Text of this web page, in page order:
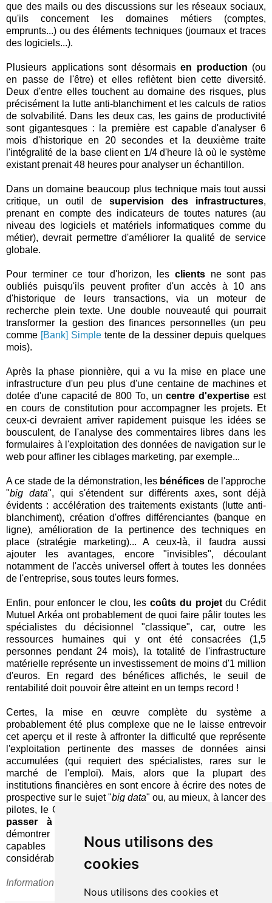
Nous utilisons des
cookies
Nous utilisons des cookies et
que des mails ou des discussions sur les réseaux sociaux,
qu'ils concernent les domaines métiers (comptes,
emprunts...) ou des éléments techniques (journaux et traces
des logiciels...).
Plusieurs applications sont désormais en production (ou
en passe de l'être) et elles reflètent bien cette diversité.
Deux d'entre elles touchent au domaine des risques, plus
précisément la lutte anti-blanchiment et les calculs de ratios
de solvabilité. Dans les deux cas, les gains de productivité
sont gigantesques : la première est capable d'analyser 6
mois d'historique en 20 secondes et la deuxième traite
l'intégralité de la base client en 1/4 d'heure là où le système
existant prenait 48 heures pour analyser un échantillon.
Dans un domaine beaucoup plus technique mais tout aussi
critique, un outil de supervision des infrastructures,
prenant en compte des indicateurs de toutes natures (au
niveau des logiciels et matériels informatiques comme du
métier), devrait permettre d'améliorer la qualité de service
globale.
Pour terminer ce tour d'horizon, les clients ne sont pas
oubliés puisqu'ils peuvent profiter d'un accès à 10 ans
d'historique de leurs transactions, via un moteur de
recherche plein texte. Une double nouveauté qui pourrait
transformer la gestion des finances personnelles (un peu
comme [Bank] Simple tente de la dessiner depuis quelques
mois).
Après la phase pionnière, qui a vu la mise en place une
infrastructure d'un peu plus d'une centaine de machines et
dotée d'une capacité de 800 To, uncentre d'expertise est
en cours de constitution pour accompagner les projets. Et
ceux-ci devraient arriver rapidement puisque les idées se
bousculent, de l'analyse des commentaires libres dans les
formulaires à l'exploitation des données de navigation sur le
web pour affiner les ciblages marketing, par exemple...
A ce stade de la démonstration, les bénéfices de l'approche
"big data", qui s'étendent sur différents axes, sont déjà
évidents : accélération des traitements existants (lutte anti-
blanchiment), création d'offres différenciantes (banque en
ligne), amélioration de la pertinence des techniques en
place (stratégie marketing)... A ceux-là, il faudra aussi
ajouter les avantages, encore "invisibles", découlant
notamment de l'accès universel offert à toutes les données
de l'entreprise, sous toutes leurs formes.
Enfin, pour enfoncer le clou, lescoûts du projetdu Crédit
Mutuel Arkéa ont probablement de quoi faire pâlir toutes les
spécialistes du décisionnel "classique", car, outre les
ressources humaines qui y ont été consacrées (1,5
personnes pendant 24 mois), la totalité de l'infrastructure
matérielle représente un investissement de moins d'1 million
d'euros. En regard des bénéfices affichés, le seuil de
rentabilité doit pouvoir être atteint en un temps record !
Certes, la mise en œuvre complète du système a
probablement été plus complexe que ne le laisse entrevoir
cet aperçu et il reste à affronter la difficulté que représente
l'exploitation pertinente des masses de données ainsi
accumulées (qui requiert des spécialistes, rares sur le
marché de l'emploi). Mais, alors que la plupart des
institutions financières en sont encore à écrire des notes de
prospective sur le sujet "big data" ou, au mieux, à lancer des
pilotes, le Crédit Mutuel Arkéa prouve qu'il est possible de
passer à l'action
démontrer très rapidement que ces technologies sont
capables de lui procurer un avantage concurrentiel
considérable.
Information